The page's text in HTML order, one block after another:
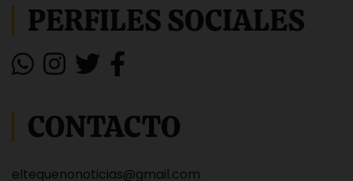
PERFILES SOCIALES
CONTACTO
eltequenonoticias@gmail.com